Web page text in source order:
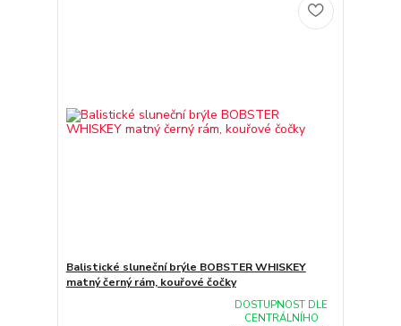
Balistické sluneční brýle BOBSTER WHISKEY
matný černý rám, kouřové čočky
DOSTUPNOST DLE
CENTRÁLNÍHO